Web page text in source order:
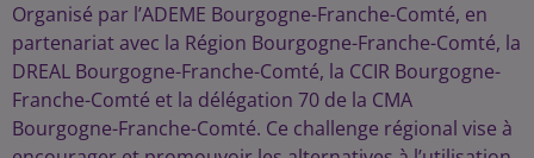
Organisé par l’ADEME Bourgogne-Franche-Comté, en
partenariat avec la Région Bourgogne-Franche-Comté, la
DREAL Bourgogne-Franche-Comté, la CCIR Bourgogne-
Franche-Comté et la délégation 70 de la CMA
Bourgogne-Franche-Comté. Ce challenge régional vise à